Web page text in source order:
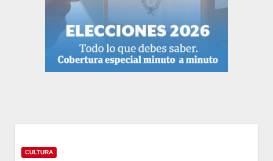
CULTURA